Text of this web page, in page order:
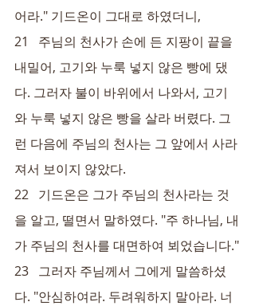
어라." 기드온이 그대로 하였더니,
21   주님의 천사가 손에 든 지팡이 끝을
내밀어, 고기와 누룩 넣지 않은 빵에 댔
다. 그러자 불이 바위에서 나와서, 고기
와 누룩 넣지 않은 빵을 살라 버렸다. 그
런 다음에 주님의 천사는 그 앞에서 사라
져서 보이지 않았다.
22   기드온은 그가 주님의 천사라는 것
을 알고, 떨면서 말하였다. "주 하나님, 내
가 주님의 천사를 대면하여 뵈었습니다."
23   그러자 주님께서 그에게 말씀하셨
다. "안심하여라. 두려워하지 말아라. 너